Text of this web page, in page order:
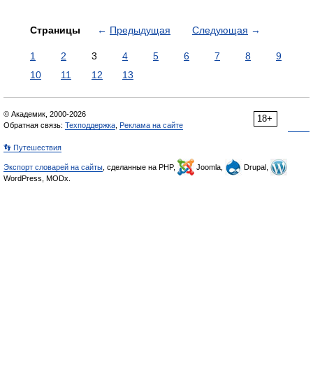
Страницы ← Предыдущая Следующая →
1 2 3 4 5 6 7 8
9
10
11 12 13
18+
© Академик, 2000-2026
Обратная связь: Техподдержка Реклама на сайте
👣 Путешествия
Экспорт словарей на сайты , сделанные на PHP, Joomla,
Drupal,
WordPress, MODx.